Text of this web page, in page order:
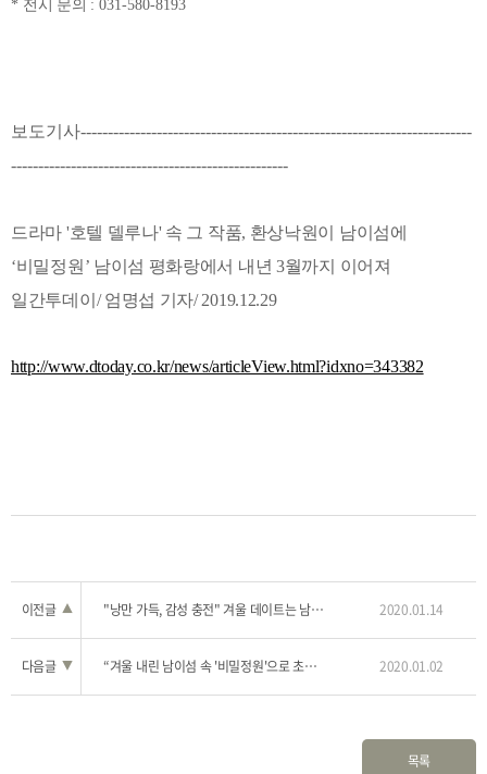
* 전시 문의 : 031-580-8193
보도기사------------------------------------------------------------------------
---------------------------------------------------
드라마 '호텔 델루나' 속 그 작품, 환상낙원이 남이섬에
‘비밀정원’ 남이섬 평화랑에서 내년 3월까지 이어져
일간투데이/ 엄명섭 기자/ 2019.12.29
http://www.dtoday.co.kr/news/articleView.html?idxno=343382
이전글 ▲ "낭만 가득, 감성 충전" 겨울 데이트는 남이섬의 '아트투어' 어떠세요 2020.01.14
다음글 ▼ “겨울 내린 남이섬 속 '비밀정원'으로 초대합니다” 평화랑 전시 14일 개막 2020.01.02
목록